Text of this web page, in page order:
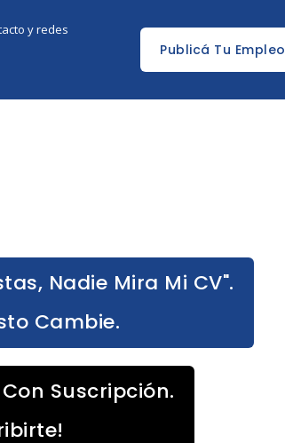
y redes
Publicá Tu Empleo
Nadie Mira Mi CV".
Cambie.
Suscripción.